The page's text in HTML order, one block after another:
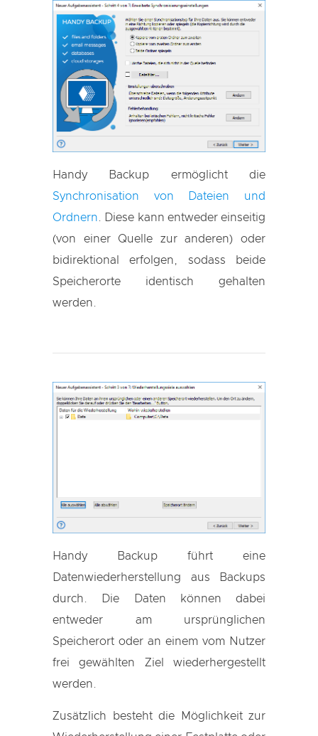
Handy Backup ermöglicht die
Synchronisation von Dateien und
Ordnern . Diese kann entweder einseitig
(von einer Quelle zur anderen) oder
bidirektional erfolgen, sodass beide
Speicherorte identisch gehalten
werden.
Handy Backup führt eine
Datenwiederherstellung aus Backups
durch. Die Daten können dabei
entweder am ursprünglichen
Speicherort oder an einem vom Nutzer
frei gewählten Ziel wiederhergestellt
werden.
Zusätzlich besteht die Möglichkeit zur